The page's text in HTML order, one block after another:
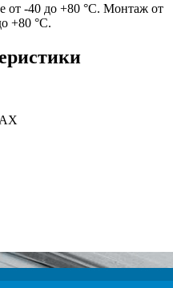
от -40 до +80 °С. Монтаж от
+80 °С.